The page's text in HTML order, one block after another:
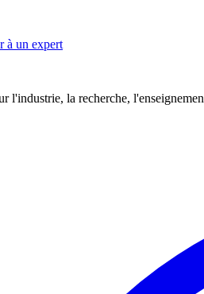
à un expert
l'industrie, la recherche,